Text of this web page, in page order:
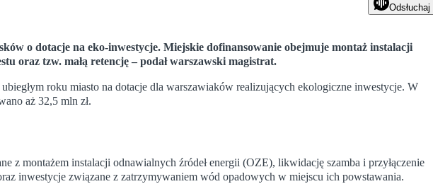
Odsłuchaj
o dotacje na eko-inwestycje. Miejskie dofinansowanie obejmuje montaż instalacji
oraz tzw. małą retencję – podał warszawski magistrat.
roku miasto na dotacje dla warszawiaków realizujących ekologiczne inwestycje. W
aż 32,5 mln zł.
z montażem instalacji odnawialnych źródeł energii (OZE), likwidację szamba i przyłączenie
inwestycje związane z zatrzymywaniem wód opadowych w miejscu ich powstawania.